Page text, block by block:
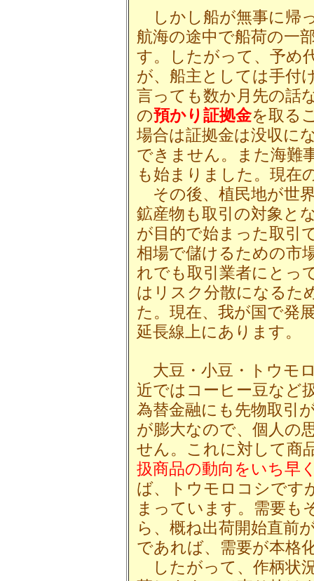
しかし船が無事に帰
航海の途中で船荷の一
す。したがって、予め
が、船主としては手付
言っても数か月先の話
の預かり証拠金を取る
場合は証拠金は没収に
できません。また海難
も始まりました。現在
その後、植民地が世
鉱産物も取引の対象と
が目的で始まった取引
相場で儲けるための市
れでも取引業者にとっ
はリスク分散になるた
た。現在、我が国で発
延長線上にあります。
大豆・小豆・トウモ
近ではコーヒー豆など
為替金融にも先物取引
が膨大なので、個人の
せん。これに対して商
扱商品の動向をいち早
ば、トウモロコシです
まっています。需要も
ら、概ね出荷開始直前
であれば、需要が本格
したがって、作柄状